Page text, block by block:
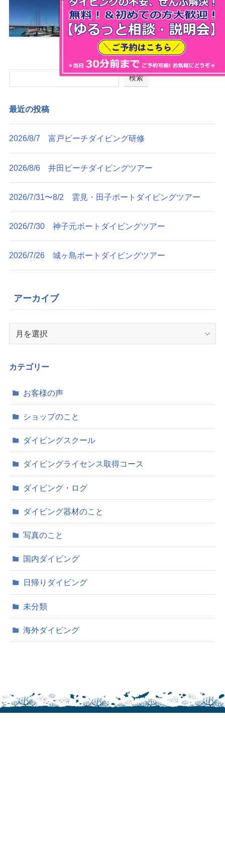
沖縄本島ダイビングツアー
2026年7月26日
検索
最近の投稿
2026/8/7 富戸ビーチダイビング研修
2026/8/6 井田ビーチダイビングツアー
2026/7/31〜8/2 雲見・田子ボートダイビングツアー
2026/7/30 神子元ボートダイビングツアー
2026/7/26 城ヶ島ボートダイビングツアー
アーカイブ
イ
カテゴリー
お客様の声
ショップのこと
ダイビングスクール
ダイビングライセンス取得コース
ダイビング・ログ
ダイビング器材のこと
写真のこと
国内ダイビング
日帰りダイビング
未分類
海外ダイビング